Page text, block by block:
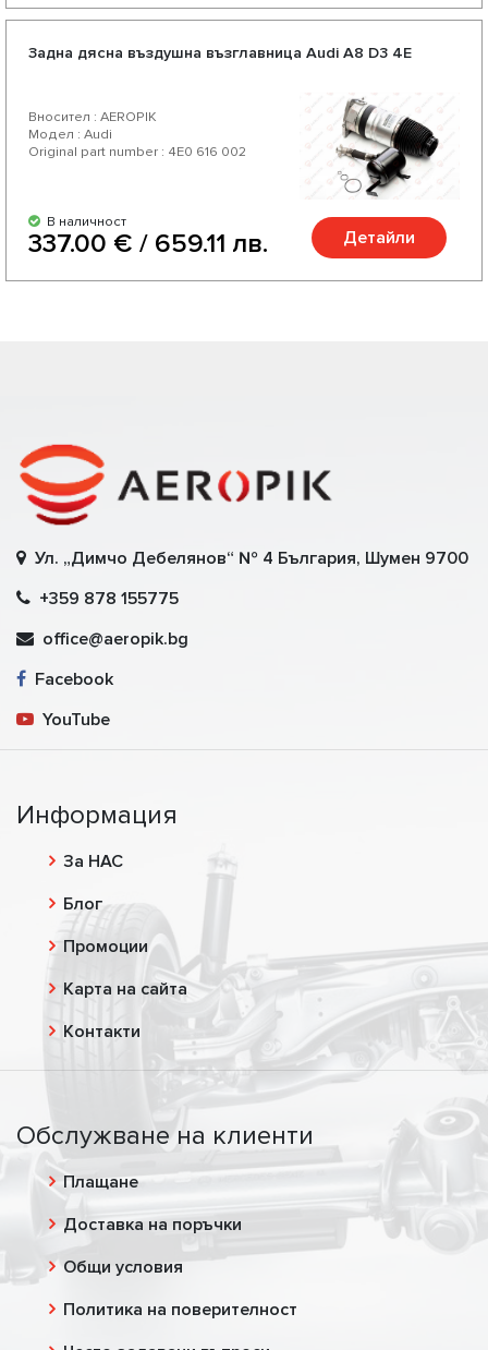
Задна дясна въздушна възглавница Audi А8 D3 4E
Вносител : AEROPIK
Модел : Audi
Original part number : 4E0 616 002
В наличност
337.00 € / 659.11 лв. Детайли
Ул. „Димчо Дебелянов“ № 4 България, Шумен 9700
+359 878 155775
office@aeropik.bg
Facebook
YouTube
Информация
За НАС
Блог
Промоции
Карта на сайта
Контакти
Обслужване на клиенти
Плащане
Доставка на поръчки
Общи условия
Политика на поверителност